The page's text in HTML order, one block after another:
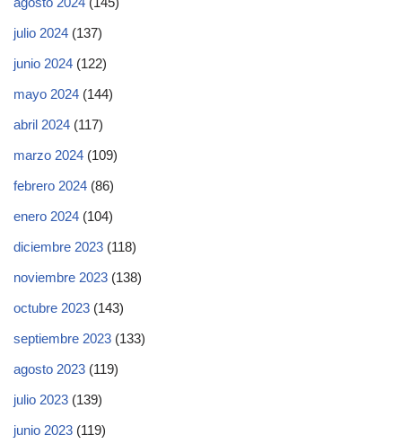
julio 2024 (137)
junio 2024 (122)
mayo 2024 (144)
abril 2024 (117)
marzo 2024 (109)
febrero 2024 (86)
enero 2024 (104)
diciembre 2023 (118)
noviembre 2023 (138)
octubre 2023 (143)
septiembre 2023 (133)
agosto 2023 (119)
julio 2023 (139)
junio 2023 (119)